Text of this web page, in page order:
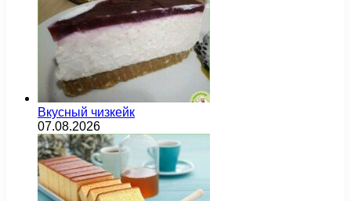
Вкусный чизкейк
07.08.2026